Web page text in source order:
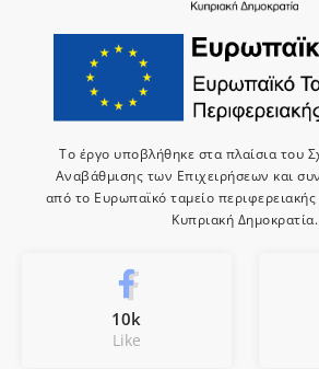
Το έργο υποβλήθηκε στα πλαίσια του
Αναβάθμισης των Επιχειρήσεων και
από το Ευρωπαϊκό ταμείο
Κυπριακή Δημοκρατία.
10k
Like